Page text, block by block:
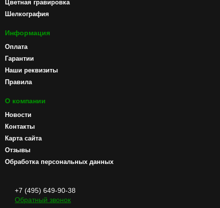
Цветная гравировка
Шелкография
Информация
Оплата
Гарантии
Наши реквизиты
Правила
О компании
Новости
Контакты
Карта сайта
Отзывы
Обработка персональных данных
+7 (495) 649-90-38
Обратный звонок